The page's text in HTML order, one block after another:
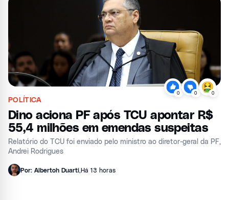
0 0 0
POLÍTICA
Dino aciona PF após TCU apontar R$
55,4 milhões em emendas suspeitas
Relatório do TCU foi enviado pelo ministro ao diretor-geral da PF,
Andrei Rodrigues
Por: Albertoh Duarti,Há 13 horas